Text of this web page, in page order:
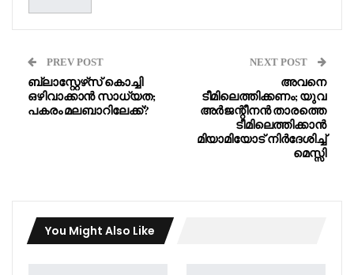
PREV POST
ബ്ലാസ്റ്റേഴ്‌സ് കൊച്ചി
ഒഴിവാക്കാൻ സാധ്യത;
പകരം മലബാറിലേക്ക്?
NEXT POST
അവനെ
ടീമിലെത്തിക്കണം; യുവ
അർജന്റീനൻ താരത്തെ
ടീമിലെത്തിക്കാൻ
മിയാമിയോട് നിർദേശിച്ച്
മെസ്സി
You Might Also Like